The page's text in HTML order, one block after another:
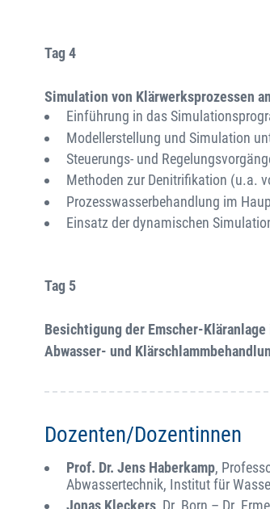
Tag 4
Simulation von Klärwerksprozessen
Einführung in das
Modellerstellung und Simulation
Steuerungs- und
Methoden zur Denitrifikation (u.a.
Prozesswasserbehandlung im
Einsatz der dynamischen
Tag 5
Besichtigung der Emscher-
Abwasser- und
Dozenten/Dozentinnen
Prof. Dr. Jens Haberkamp,
Abwassertechnik, Institut für
Jonas Kleckers , Dr. Born – Dr.